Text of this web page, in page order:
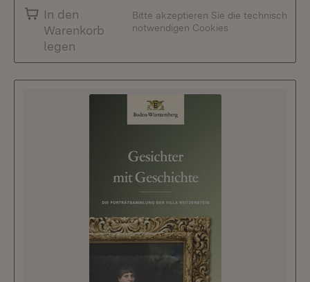
In den
Warenkorb
legen
Bitte akzeptieren Sie die technisch
notwendigen Cookies